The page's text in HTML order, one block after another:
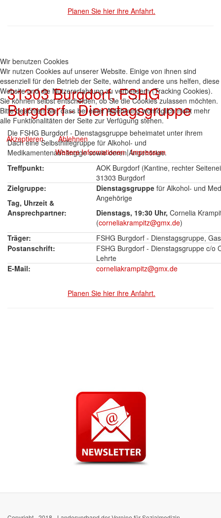
Planen Sie hier ihre Anfahrt.
31303 Burgdorf, FSHG
Burgdorf - Dienstagsgruppe
Die FSHG Burgdorf - Dienstagsgruppe beheimatet unter ihrem
Dach eine Selbsthilfegruppe für Alkohol- und
Medikamentenabhängige sowie deren Angehörige.
Treffpunkt:
AOK Burgdorf (Kantine, rechter
31303 Burgdorf
Zielgruppe:
Tag, Uhrzeit &
Ansprechpartner:
Dienstagsgruppe für Alkohol- und
Angehörige
Dienstags, 19:30 Uhr, Cornelia
(corneliakrampitz@gmx.de)
Träger:
FSHG Burgdorf - Dienstagsgruppe,
Postanschrift:
FSHG Burgdorf - Dienstagsgruppe c/o
Lehrte
E-Mail:
corneliakrampitz@gmx.de
Planen Sie hier ihre Anfahrt.
Wir benutzen Cookies
Wir nutzen Cookies auf unserer Website. Einige von ihnen sind
essenziell für den Betrieb der Seite, während andere uns helfen, diese
Website und die Nutzererfahrung zu verbessern (Tracking Cookies).
Sie können selbst entscheiden, ob Sie die Cookies zulassen möchten.
Bitte beachten Sie, dass bei einer Ablehnung womöglich nicht mehr
alle Funktionalitäten der Seite zur Verfügung stehen.
Akzeptieren
Ablehnen
Weitere Informationen|Impressum